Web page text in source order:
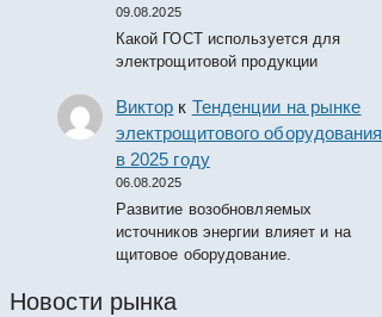
09.08.2025
Какой ГОСТ используется для
электрощитовой продукции
Виктор к Тенденции на рынке
электрощитового оборудования
в 2025 году
06.08.2025
Развитие возобновляемых
источников энергии влияет и на
щитовое оборудование.
Новости рынка